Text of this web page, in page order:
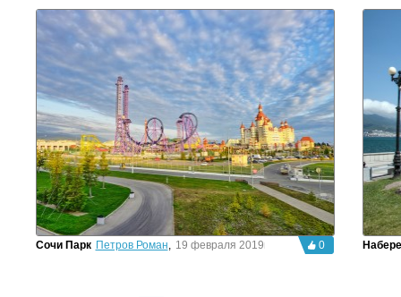
Сочи Парк Петров Роман, 19 февраля 2019г. 0